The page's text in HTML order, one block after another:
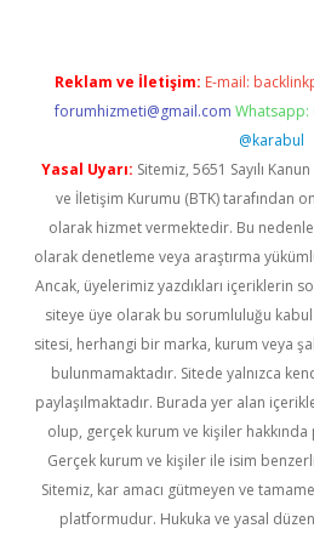
Reklam ve İletişim: E-mail:
forumhizmeti@gmail.com Whatsapp:
@karabul
Yasal Uyarı: Sitemiz, 5651 Sayılı
ve İletişim Kurumu (BTK) tarafından
olarak hizmet vermektedir. Bu
olarak denetleme veya araştırma
Ancak, üyelerimiz yazdıkları içeriklerin
siteye üye olarak bu sorumluluğu
sitesi, herhangi bir marka, kurum veya
bulunmamaktadır. Sitede yalnızca
paylaşılmaktadır. Burada yer alan
olup, gerçek kurum ve kişiler hakkında
Gerçek kurum ve kişiler ile isim
Sitemiz, kar amacı gütmeyen ve
platformudur. Hukuka ve yasal